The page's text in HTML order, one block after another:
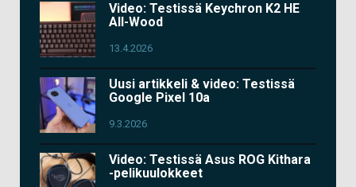
Video: Testissä Keychron K2 HE
All-Wood
13.4.2026
Uusi artikkeli & video: Testissä
Google Pixel 10a
9.3.2026
Video: Testissä Asus ROG Kithara
-pelikuulokkeet